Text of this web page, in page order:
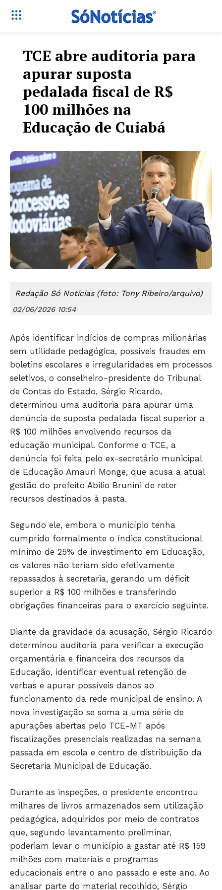
Só Notícias
TCE abre auditoria para
apurar suposta
pedalada fiscal de R$
100 milhões na
Educação de Cuiabá
Redação Só Notícias (foto: Tony Ribeiro/arquivo)
02/06/2026 10:54
Após identificar indícios de compras milionárias
sem utilidade pedagógica, possíveis fraudes em
boletins escolares e irregularidades em processos
seletivos, o conselheiro-presidente do Tribunal
de Contas do Estado, Sérgio Ricardo,
determinou uma auditoria para apurar uma
denúncia de suposta pedalada fiscal superior a
R$ 100 milhões envolvendo recursos da
educação municipal. Conforme o TCE, a
denúncia foi feita pelo ex-secretário municipal
de Educação Amauri Monge, que acusa a atual
gestão do prefeito Abilio Brunini de reter
recursos destinados à pasta.
Segundo ele, embora o município tenha
cumprido formalmente o índice constitucional
mínimo de 25% de investimento em Educação,
os valores não teriam sido efetivamente
repassados à secretaria, gerando um déficit
superior a R$ 100 milhões e transferindo
obrigações financeiras para o exercício seguinte.
Diante da gravidade da acusação, Sérgio Ricardo
determinou auditoria para verificar a execução
orçamentária e financeira dos recursos da
Educação, identificar eventual retenção de
verbas e apurar possíveis danos ao
funcionamento da rede municipal de ensino. A
nova investigação se soma a uma série de
apurações abertas pelo TCE-MT após
fiscalizações presenciais realizadas na semana
passada em escola e centro de distribuição da
Secretaria Municipal de Educação.
Durante as inspeções, o presidente encontrou
milhares de livros armazenados sem utilização
pedagógica, adquiridos por meio de contratos
que, segundo levantamento preliminar,
poderiam levar o município a gastar até R$ 159
milhões com materiais e programas
educacionais entre o ano passado e este ano. Ao
analisar parte do material recolhido, Sérgio